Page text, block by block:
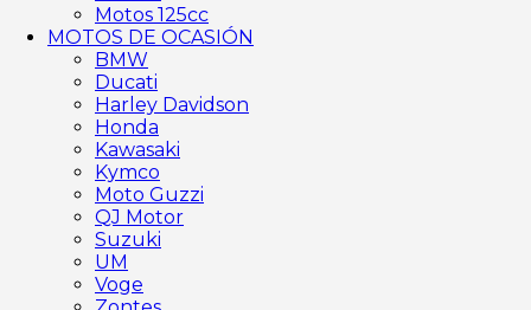
Motos 125cc
MOTOS DE OCASIÓN
BMW
Ducati
Harley Davidson
Honda
Kawasaki
Kymco
Moto Guzzi
QJ Motor
Suzuki
UM
Voge